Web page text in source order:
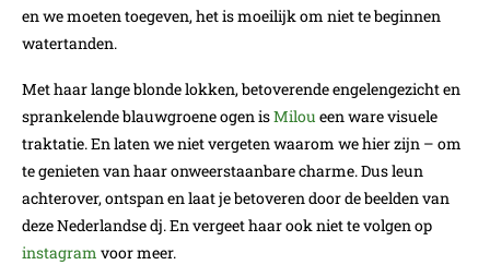
en we moeten toegeven, het is moeilijk om niet te beginnen
watertanden.
Met haar lange blonde lokken, betoverende engelengezicht en
sprankelende blauwgroene ogen isMilou een ware visuele
traktatie. En laten we niet vergeten waarom we hier zijn – om
te genieten van haar onweerstaanbare charme. Dus leun
achterover, ontspan en laat je betoveren door de beelden van
deze Nederlandse dj. En vergeet haar ook niet te volgen op
instagram voor meer.